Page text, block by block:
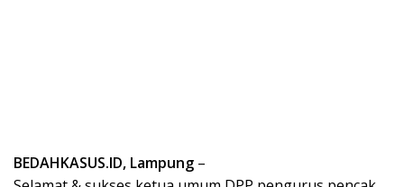
BEDAHKASUS.ID, Lampung –